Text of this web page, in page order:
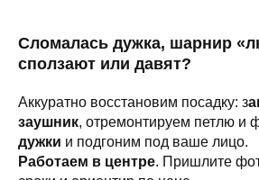
Сломалась дужка, шарнир
сползают или давят?
Аккуратно восстановим посадку: з
заушник, отремонтируем петлю и
дужки и подгоним под ваше лицо.
Работаем в центре. Пришлите